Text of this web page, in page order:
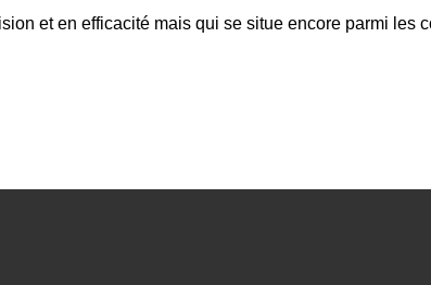
et en efficacité mais qui se situe encore parmi les